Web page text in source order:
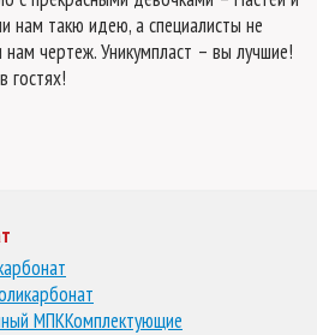
нам такю идею, а специалисты не
чертеж. Уникумпласт – вы лучшие!
гостях!
МПККомплектующие